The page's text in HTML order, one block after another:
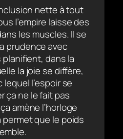
nette à tout
l’empire laisse des
les muscles. Il se
prudence avec
dans la
la joie se diffère,
l’espoir se
ça ne le fait pas
amène l’horloge
permet que le poids